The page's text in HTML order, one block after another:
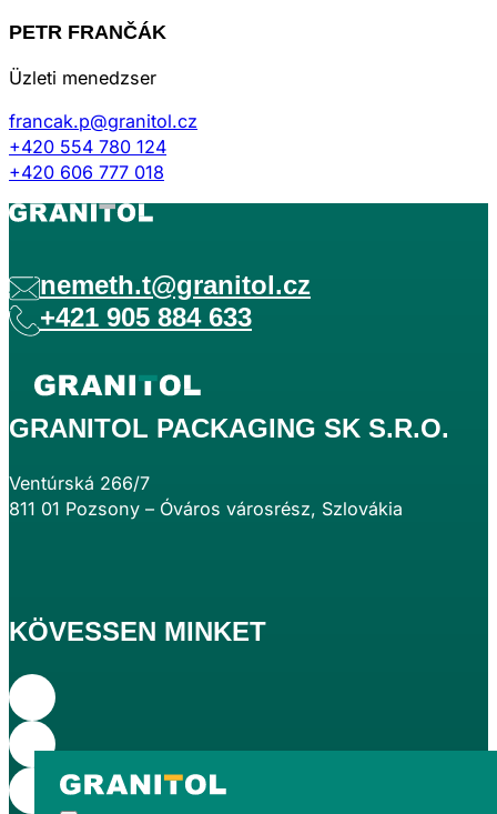
PETR FRANČÁK
Üzleti menedzser
francak.p@granitol.cz
+420 554 780 124
+420 606 777 018
GRANITOL PACKAGING SK S.R.O.
Ventúrská 266/7
811 01 Pozsony – Óváros városrész, Szlovákia
nemeth.t@granitol.cz
+421 905 884 633
KÖVESSEN MINKET